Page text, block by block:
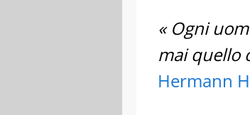
« Ogni
mai quello
Hermann